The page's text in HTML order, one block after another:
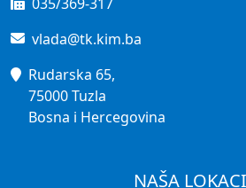
vlada@tk.kim.ba
Rudarska 65,
75000 Tuzla
Bosna i Hercegovina
NAŠA